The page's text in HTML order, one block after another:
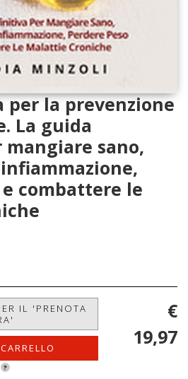
per la prevenzione
La guida
sano,
combattere le
IL 'PRENOTA
?
€
19,97